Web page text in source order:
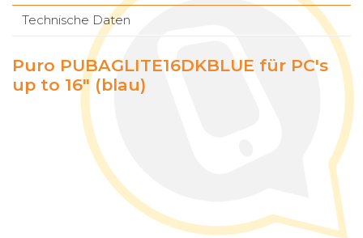
Technische Daten
Puro PUBAGLITE16DKBLUE für PC's
up to 16" (blau)